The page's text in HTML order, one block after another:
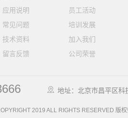
应用说明
常见问题
技术资料
留言反馈
员工活动
培训发展
加入我们
公司荣誉
地址：北京市昌平区科
2019 ALL RIGHTS RESERVED 版